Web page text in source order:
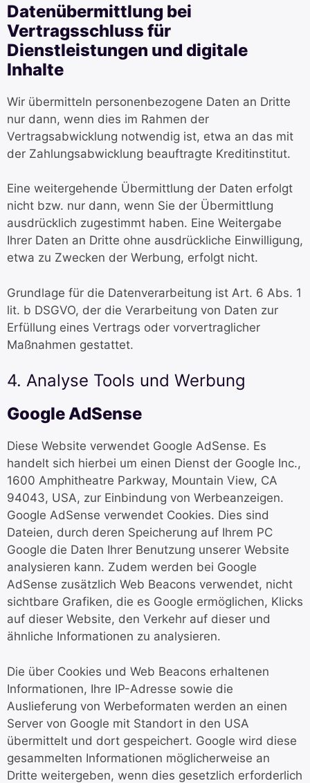
Datenübermittlung bei
Vertragsschluss für
Dienstleistungen und digitale
Inhalte
Wir übermitteln personenbezogene Daten an Dritte
nur dann, wenn dies im Rahmen der
Vertragsabwicklung notwendig ist, etwa an das mit
der Zahlungsabwicklung beauftragte Kreditinstitut.
Eine weitergehende Übermittlung der Daten erfolgt
nicht bzw. nur dann, wenn Sie der Übermittlung
ausdrücklich zugestimmt haben. Eine Weitergabe
Ihrer Daten an Dritte ohne ausdrückliche Einwilligung,
etwa zu Zwecken der Werbung, erfolgt nicht.
Grundlage für die Datenverarbeitung ist Art. 6 Abs. 1
lit. b DSGVO, der die Verarbeitung von Daten zur
Erfüllung eines Vertrags oder vorvertraglicher
Maßnahmen gestattet.
4. Analyse Tools und Werbung
Google AdSense
Diese Website verwendet Google AdSense. Es
handelt sich hierbei um einen Dienst der Google Inc.,
1600 Amphitheatre Parkway, Mountain View, CA
94043, USA, zur Einbindung von Werbeanzeigen.
Google AdSense verwendet Cookies. Dies sind
Dateien, durch deren Speicherung auf Ihrem PC
Google die Daten Ihrer Benutzung unserer Website
analysieren kann. Zudem werden bei Google
AdSense zusätzlich Web Beacons verwendet, nicht
sichtbare Grafiken, die es Google ermöglichen, Klicks
auf dieser Website, den Verkehr auf dieser und
ähnliche Informationen zu analysieren.
Die über Cookies und Web Beacons erhaltenen
Informationen, Ihre IP-Adresse sowie die
Auslieferung von Werbeformaten werden an einen
Server von Google mit Standort in den USA
übermittelt und dort gespeichert. Google wird diese
gesammelten Informationen möglicherweise an
Dritte weitergeben, wenn dies gesetzlich erforderlich